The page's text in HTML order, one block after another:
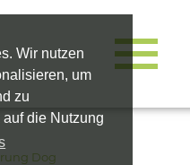
Wir nutzen
um
zu
die Nutzung
Dog